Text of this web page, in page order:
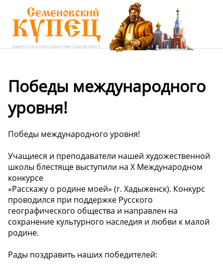
Победы международного
уровня!
Победы международного уровня!
Учащиеся и преподаватели нашей художественной
школы блестяще выступили на X Международном
конкурсе
«Расскажу о родине моей» (г. Хадыженск). Конкурс
проводился при поддержке Русского
географического общества и направлен на
сохранение культурного наследия и любви к малой
родине.
Рады поздравить наших победителей: